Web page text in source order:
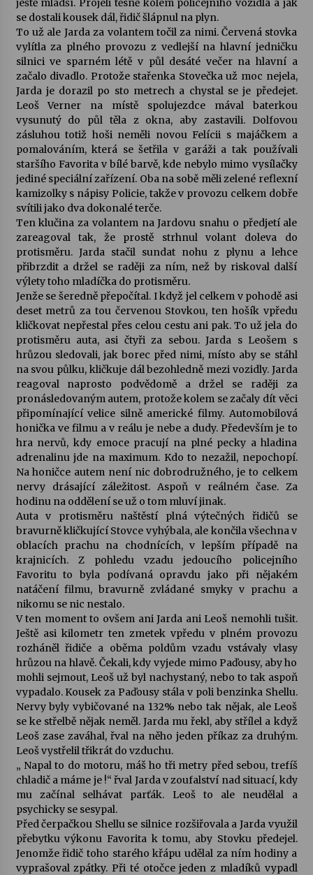
ještě mladší. Projeli těsně kolem policejního vozidla a jak
se dostali kousek dál, řidič šlápnul na plyn.
To už ale Jarda za volantem točil za nimi. Červená stovka
vylítla za plného provozu z vedlejší na hlavní jedničku
silnici ve sparném létě v půl desáté večer na hlavní a
začalo divadlo. Protože stařenka Stovečka už moc nejela,
Jarda je dorazil po sto metrech a chystal se je předejet.
Leoš Verner na místě spolujezdce mával baterkou
vysunutý do půl těla z okna, aby zastavili. Dolfovou
zásluhou totiž hoši neměli novou Felícii s majáčkem a
pomalováním, která se šetřila v garáži a tak používali
staršího Favorita v bílé barvě, kde nebylo mimo vysílačky
jediné speciální zařízení. Oba na sobě měli zelené reflexní
kamizolky s nápisy Policie, takže v provozu celkem dobře
svítili jako dva dokonalé terče.
Ten klučina za volantem na Jardovu snahu o předjetí ale
zareagoval tak, že prostě strhnul volant doleva do
protisměru. Jarda stačil sundat nohu z plynu a lehce
přibrzdit a držel se raději za ním, než by riskoval další
výlety toho mladíčka do protisměru.
Jenže se šeredně přepočítal. I když jel celkem v pohodě asi
deset metrů za tou červenou Stovkou, ten hošík vpředu
kličkovat nepřestal přes celou cestu ani pak. To už jela do
protisměru auta, asi čtyři za sebou. Jarda s Leošem s
hrůzou sledovali, jak borec před nimi, místo aby se stáhl
na svou půlku, kličkuje dál bezohledně mezi vozidly. Jarda
reagoval naprosto podvědomě a držel se raději za
pronásledovaným autem, protože kolem se začaly dít věci
připomínající velice silně americké filmy. Automobilová
honička ve filmu a v reálu je nebe a dudy. Především je to
hra nervů, kdy emoce pracují na plné pecky a hladina
adrenalinu jde na maximum. Kdo to nezažil, nepochopí.
Na honičce autem není nic dobrodružného, je to celkem
nervy drásající záležitost. Aspoň v reálném čase. Za
hodinu na oddělení se už o tom mluví jinak.
Auta v protisměru naštěstí plná výtečných řidičů se
bravurně kličkující Stovce vyhýbala, ale končila všechna v
oblacích prachu na chodnících, v lepším případě na
krajnicích. Z pohledu vzadu jedoucího policejního
Favoritu to byla podívaná opravdu jako při nějakém
natáčení filmu, bravurně zvládané smyky v prachu a
nikomu se nic nestalo.
V ten moment to ovšem ani Jarda ani Leoš nemohli tušit.
Ještě asi kilometr ten zmetek vpředu v plném provozu
rozháněl řidiče a oběma poldům vzadu vstávaly vlasy
hrůzou na hlavě. Čekali, kdy vyjede mimo Paďousy, aby ho
mohli sejmout, Leoš už byl nachystaný, nebo to tak aspoň
vypadalo. Kousek za Paďousy stála v poli benzinka Shellu.
Nervy byly vybičované na 132% nebo tak nějak, ale Leoš
se ke střelbě nějak neměl. Jarda mu řekl, aby střílel a když
Leoš zase zaváhal, řval na něho jeden příkaz za druhým.
Leoš vystřelil třikrát do vzduchu.
„ Napal to do motoru, máš ho tři metry před sebou, trefíš
chladič a máme je !“ řval Jarda v zoufalství nad situací, kdy
mu začínal selhávat parťák. Leoš to ale neudělal a
psychicky se sesypal.
Před čerpačkou Shellu se silnice rozšiřovala a Jarda využil
přebytku výkonu Favorita k tomu, aby Stovku předejel.
Jenomže řidič toho starého křápu udělal za ním hodiny a
vyprašoval zpátky. Při té otočce jeden z mladíků vypadl